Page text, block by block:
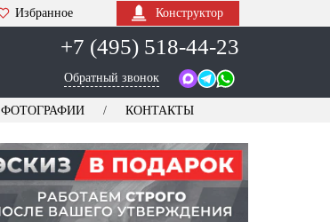
Избранное Конструктор
+7 (495) 518-44-23
Обратный звонок
ФОТОГРАФИИ КОНТАКТЫ